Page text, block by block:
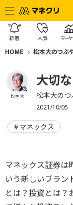
新着 人気 マー
HOME 松本大のつぶ
松本 大
大切
松本大のつ
2021/10/05
マネックス
マネックス証券は
いう新しいブラン
とは？投資とは？